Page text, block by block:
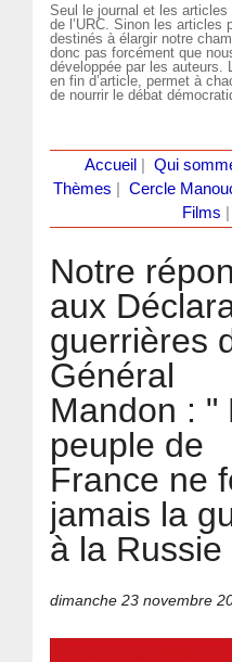
Seul le journal et les articles
de l’URC. Sinon les articles
destinés à élargir notre
donc pas forcément que
développée par les auteurs.
en fin d’article, permet à
de nourrir le débat
Accueil Qui
Thèmes
Cercle
Films
Notre
aux
guerrières
Général
Mandon : "
peuple de
France ne
jamais la
à la Russie
dimanche 23 novembre